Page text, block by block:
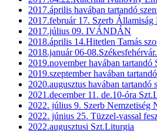
2017.április havában tartandó
2017.február 17. Szerb Államiság
2017.július 09. IVÁNDÁN
2018.április 14.Hitetlen Tamás
2018.január 06-
2019.november havában tartandó
2019.szeptember havában
2020.augusztus havában tartandó
2021.december 11. de.10-óra
2022. július 9. Szerb
2022. június 25. Tüzzel-vassal
2022.augusztusi Szt.Liturgia